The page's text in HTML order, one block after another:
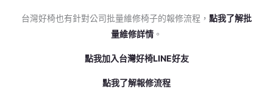
台灣好椅也有針對公司批量維修椅子的報修流程， 點我了解批
量維修詳情 。
點我加入台灣好椅LINE好友
點我了解報修流程